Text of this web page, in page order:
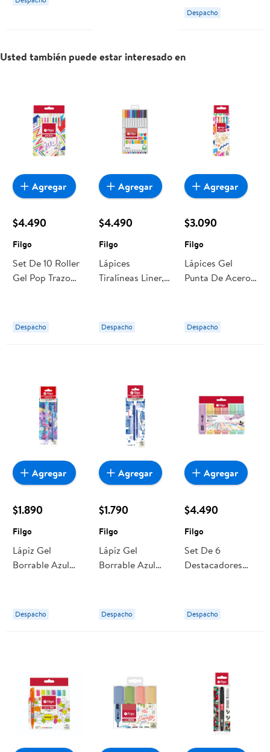
Despacho
Usted también puede estar interesado en
$4.490
Filgo
Set De 10 Roller
Gel Pop Trazo
Despacho
Agregar
$4.490
Filgo
Lápices
Tiralíneas Liner,
Despacho
Agregar
$3.090
Filgo
Lápices Gel
Punta De Acero
Despacho
Agregar
$1.890
Filgo
Lápiz Gel
Borrable Azul
Repuesto Filgo
Despacho
Agregar
$1.790
Filgo
Lápiz Gel
Borrable Azul
Despacho
Agregar
$4.490
Filgo
Set De 6
Destacadores
Despacho
Agregar